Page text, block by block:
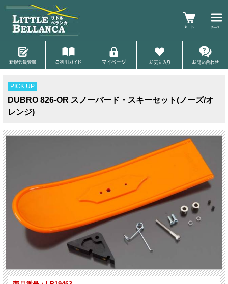
PICK UP
DUBRO 826-OR スノーバード・スキーセット(ノーズ/オ
レンジ)